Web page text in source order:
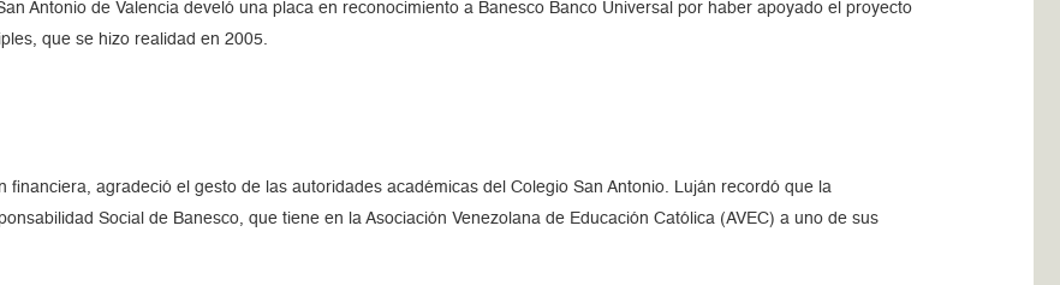
Antonio de Valencia develó una placa en reconocimiento a Banesco Banco Universal por haber apoyado el proyecto
que se hizo realidad en 2005.
financiera, agradeció el gesto de las autoridades académicas del Colegio San Antonio. Luján recordó que la
Social de Banesco, que tiene en la Asociación Venezolana de Educación Católica (AVEC) a uno de sus